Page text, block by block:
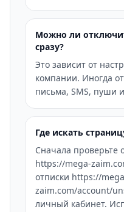
Можно ли
сразу?
Это зависит от
компании. Иногда
письма, SMS, пуши
Где искать
Сначала проверьте
https://mega-
отписки https://
zaim.com/account/
личный кабинет.